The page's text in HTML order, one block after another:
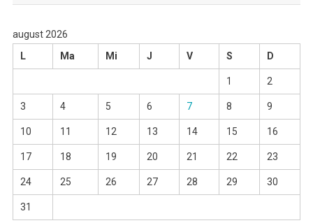
august 2026
L
Ma Mi J V S D
1 2
3 4 5 6 7 8 9
10 11 12 13 14 15 16
17 18 19 20 21 22 23
24 25 26 27 28 29 30
31